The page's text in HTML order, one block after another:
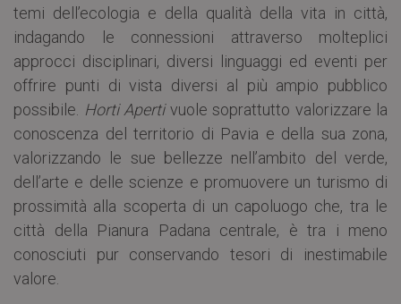
temi dell’ecologia e della qualità della vita in città,
indagando le connessioni attraverso molteplici
approcci disciplinari, diversi linguaggi ed eventi per
offrire punti di vista diversi al più ampio pubblico
possibile. Horti Apertivuole soprattutto valorizzare la
conoscenza del territorio di Pavia e della sua zona,
valorizzando le sue bellezze nell’ambito del verde,
dell’arte e delle scienze e promuovere un turismo di
prossimità alla scoperta di un capoluogo che, tra le
città della Pianura Padana centrale, è tra i meno
conosciuti pur conservando tesori di inestimabile
valore.